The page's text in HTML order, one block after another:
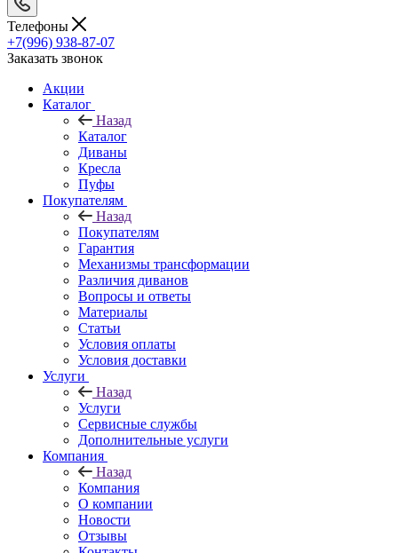
Телефоны
+7(996) 938-87-07
Заказать звонок
Акции
Каталог
Назад
Каталог
Диваны
Кресла
Пуфы
Покупателям
Назад
Покупателям
Гарантия
Механизмы трансформации
Различия диванов
Вопросы и ответы
Материалы
Статьи
Условия оплаты
Условия доставки
Услуги
Назад
Услуги
Сервисные службы
Дополнительные услуги
Компания
Назад
Компания
О компании
Новости
Отзывы